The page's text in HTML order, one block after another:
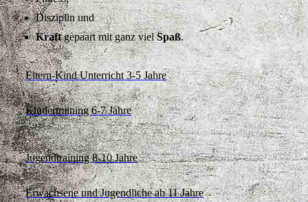
Disziplin und
Kraftgepaart mit ganz vielSpaß.
Eltern-Kind Unterricht 3-5 Jahre
Kindertraining 6-7 Jahre
Jugendtraining 8-10 Jahre
Erwachsene und Jugendliche ab 11 Jahre